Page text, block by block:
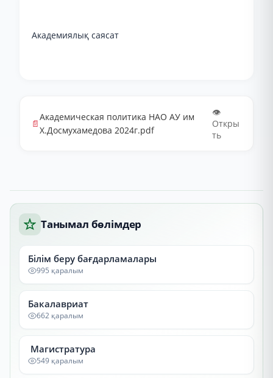
Академиялық саясат
📄
Академическая политика НАО АУ им
Х.Досмухамедова 2024г.pdf
👁️
Откры
ть
Танымал бөлімдер
Білім беру бағдарламалары
995 қаралым
Бакалавриат
662 қаралым
Магистратура
549 қаралым